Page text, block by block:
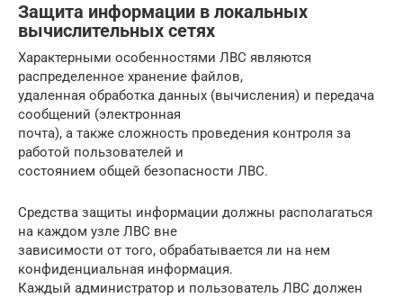
Защита информации в локальных
вычислительных сетях
Характерными особенностями ЛВС являются
распределенное хранение файлов,
удаленная обработка данных (вычисления) и передача
сообщений (электронная
почта), а также сложность проведения контроля за
работой пользователей и
состоянием общей безопасности ЛВС.
Средства защиты информации должны располагаться
на каждом узле ЛВС вне
зависимости от того, обрабатывается ли на нем
конфиденциальная информация.
Каждый администратор и пользователь ЛВС должен